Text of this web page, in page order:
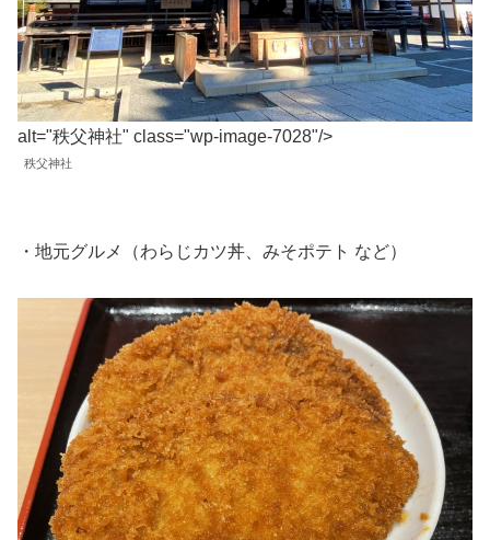
alt="秩父神社" class="wp-image-7028"/>
秩父神社
・地元グルメ（わらじカツ丼、みそポテト など）